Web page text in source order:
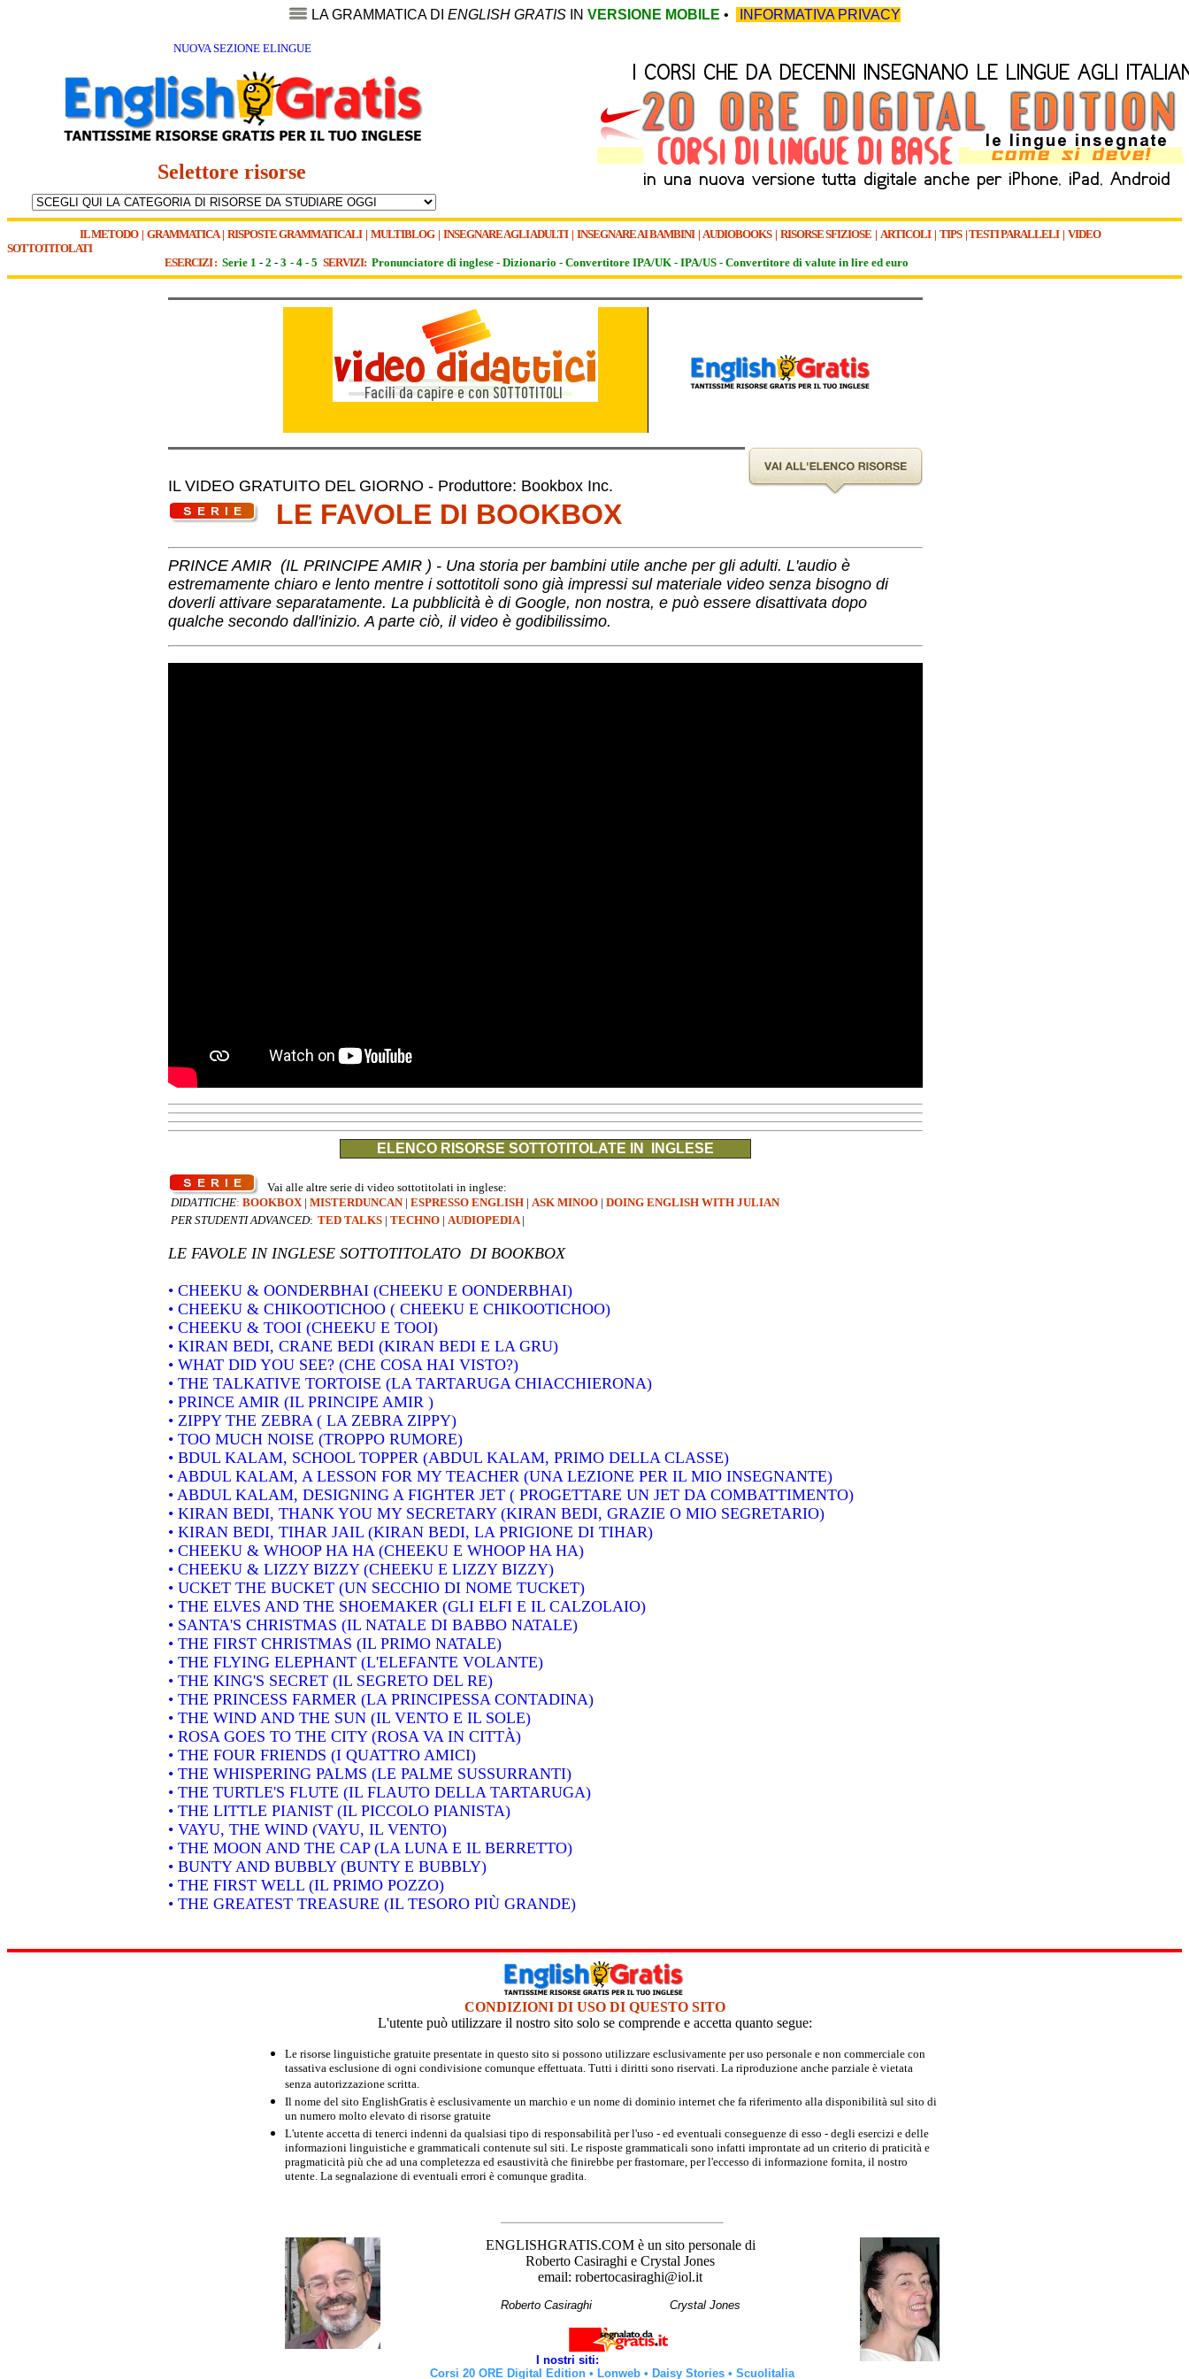
LA GRAMMATICA DI ENGLISH GRATIS IN VERSIONE MOBILE • INFORMATIVA PRIVACY
NUOVA SEZIONE ELINGUE
Selettore risorse
IL METODO| GRAMMATICA| RISPOSTE GRAMMATICALI| MULTIBLOG| INSEGNARE AGLI ADULTI | INSEGNARE AI BAMBINI| AUDIOBOOKS| RISORSE SFIZIOSE | ARTICOLI| TIPS|TESTI PARALLELI| VIDEO
SOTTOTITOLATI
ESERCIZI : Serie 1 - 2 - 3 - 4 - 5 SERVIZI: Pronunciatore di inglese - Dizionario - Convertitore IPA/UK - IPA/US - Convertitore di valute in lire ed euro
IL VIDEO GRATUITO DEL GIORNO - Produttore: Bookbox Inc.
LE FAVOLE DI BOOKBOX
PRINCE AMIR (IL PRINCIPE AMIR ) - Una storia per bambini utile anche per gli adulti. L'audio è
estremamente chiaro e lento mentre i sottotitoli sono già impressi sul materiale video senza bisogno di
doverli attivare separatamente. La pubblicità è di Google, non nostra, e può essere disattivata dopo
qualche secondo dall'inizio. A parte ciò, il video è godibilissimo.
ELENCO RISORSE SOTTOTITOLATE IN INGLESE
Vai alle altre serie di video sottotitolati in inglese:
DIDATTICHE: BOOKBOX | MISTERDUNCAN | ESPRESSO ENGLISH | ASK MINOO | DOING ENGLISH WITH JULIAN
PER STUDENTI ADVANCED: TED TALKS | TECHNO | AUDIOPEDIA |
LE FAVOLE IN INGLESE SOTTOTITOLATO DI BOOKBOX
• CHEEKU & OONDERBHAI (CHEEKU E OONDERBHAI)
• CHEEKU & CHIKOOTICHOO ( CHEEKU E CHIKOOTICHOO)
• CHEEKU & TOOI (CHEEKU E TOOI)
• KIRAN BEDI, CRANE BEDI (KIRAN BEDI E LA GRU)
• WHAT DID YOU SEE? (CHE COSA HAI VISTO?)
• THE TALKATIVE TORTOISE (LA TARTARUGA CHIACCHIERONA)
• PRINCE AMIR (IL PRINCIPE AMIR )
• ZIPPY THE ZEBRA ( LA ZEBRA ZIPPY)
• TOO MUCH NOISE (TROPPO RUMORE)
• BDUL KALAM, SCHOOL TOPPER (ABDUL KALAM, PRIMO DELLA CLASSE)
• ABDUL KALAM, A LESSON FOR MY TEACHER (UNA LEZIONE PER IL MIO INSEGNANTE)
• ABDUL KALAM, DESIGNING A FIGHTER JET ( PROGETTARE UN JET DA COMBATTIMENTO)
• KIRAN BEDI, THANK YOU MY SECRETARY (KIRAN BEDI, GRAZIE O MIO SEGRETARIO)
• KIRAN BEDI, TIHAR JAIL (KIRAN BEDI, LA PRIGIONE DI TIHAR)
• CHEEKU & WHOOP HA HA (CHEEKU E WHOOP HA HA)
• CHEEKU & LIZZY BIZZY (CHEEKU E LIZZY BIZZY)
• UCKET THE BUCKET (UN SECCHIO DI NOME TUCKET)
• THE ELVES AND THE SHOEMAKER (GLI ELFI E IL CALZOLAIO)
• SANTA'S CHRISTMAS (IL NATALE DI BABBO NATALE)
• THE FIRST CHRISTMAS (IL PRIMO NATALE)
• THE FLYING ELEPHANT (L'ELEFANTE VOLANTE)
• THE KING'S SECRET (IL SEGRETO DEL RE)
• THE PRINCESS FARMER (LA PRINCIPESSA CONTADINA)
• THE WIND AND THE SUN (IL VENTO E IL SOLE)
• ROSA GOES TO THE CITY (ROSA VA IN CITTÀ)
• THE FOUR FRIENDS (I QUATTRO AMICI)
• THE WHISPERING PALMS (LE PALME SUSSURRANTI)
• THE TURTLE'S FLUTE (IL FLAUTO DELLA TARTARUGA)
• THE LITTLE PIANIST (IL PICCOLO PIANISTA)
• VAYU, THE WIND (VAYU, IL VENTO)
• THE MOON AND THE CAP (LA LUNA E IL BERRETTO)
• BUNTY AND BUBBLY (BUNTY E BUBBLY)
• THE FIRST WELL (IL PRIMO POZZO)
• THE GREATEST TREASURE (IL TESORO PIÙ GRANDE)
CONDIZIONI DI USO DI QUESTO SITO
L'utente può utilizzare il nostro sito solo se comprende e accetta quanto segue:
Le risorse linguistiche gratuite presentate in questo sito si possono utilizzare esclusivamente per uso personale e non commerciale con
tassativa esclusione di ogni condivisione comunque effettuata. Tutti i diritti sono riservati. La riproduzione anche parziale è vietata
senza autorizzazione scritta.
Il nome del sito EnglishGratis è esclusivamente un marchio e un nome di dominio internet che fa riferimento alla disponibilità sul sito di
un numero molto elevato di risorse gratuite
L'utente accetta di tenerci indenni da qualsiasi tipo di responsabilità per l'uso - ed eventuali conseguenze di esso - degli esercizi e delle
informazioni linguistiche e grammaticali contenute sul siti. Le risposte grammaticali sono infatti improntate ad un criterio di praticità e
pragmaticità più che ad una completezza ed esaustività che finirebbe per frastornare, per l'eccesso di informazione fornita, il nostro
utente. La segnalazione di eventuali errori è comunque gradita.
ENGLISHGRATIS.COM è un sito personale di
Roberto Casiraghi e Crystal Jones
email: robertocasiraghi@iol.it
Roberto Casiraghi Crystal Jones
I nostri siti:
Corsi 20 ORE Digital Edition • Lonweb • Daisy Stories • Scuolitalia